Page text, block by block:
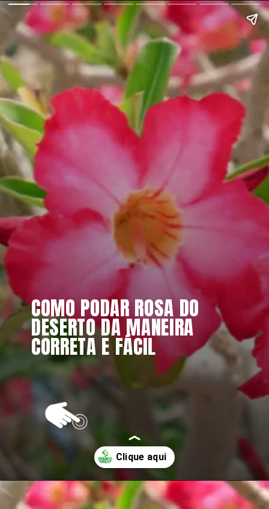
COMO PODAR ROSA DO
DESERTO DA MANEIRA
CORRETA E FÁCIL
Opening https://vivendoagro.com.br/rosa-do-deserto-como-fazer-a-poda-dessa-linda-planta.html